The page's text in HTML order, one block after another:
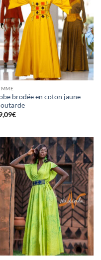
brodée en coton jaune
€